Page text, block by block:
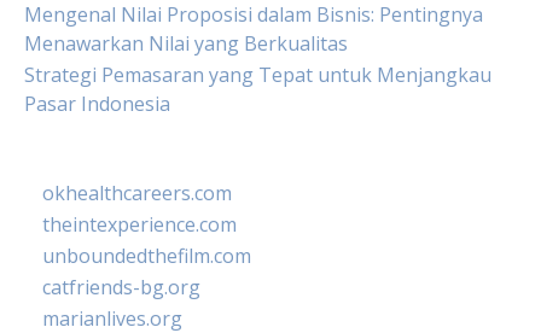
Mengenal Nilai Proposisi dalam Bisnis: Pentingnya
Menawarkan Nilai yang Berkualitas
Strategi Pemasaran yang Tepat untuk Menjangkau
Pasar Indonesia
okhealthcareers.com
theintexperience.com
unboundedthefilm.com
catfriends-bg.org
marianlives.org